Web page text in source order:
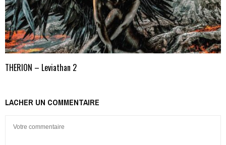
THERION – Leviathan 2
LACHER UN COMMENTAIRE